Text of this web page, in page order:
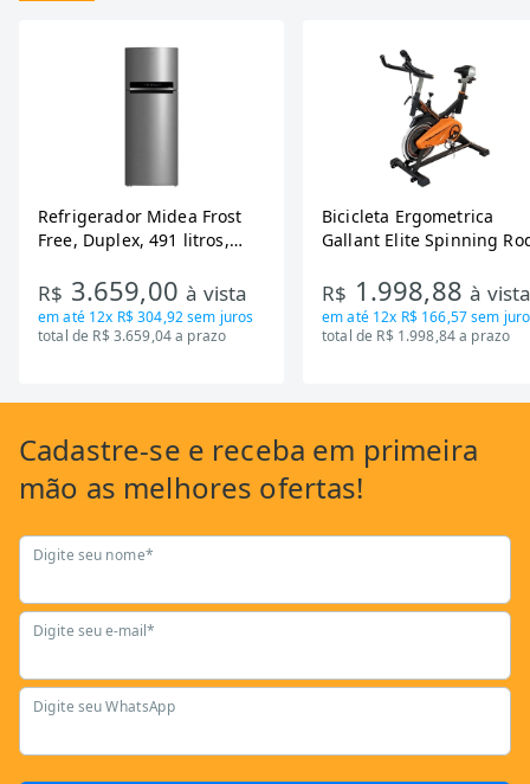
Refrigerador Midea Frost
Free, Duplex, 491 litros,
RT650EVK463)
R$ 3.659,00à vista
em até 12x R$ 304,92sem juros
total de R$ 3.659,04 a prazo
Bicicleta Ergometrica
Gallant Elite Spinning
Mecanica GSB13HBTA-PT
R$ 1.998,88à
em até 12x R$ 166,57sem
total de R$ 1.998,84 a prazo
Cadastre-se e receba em primeira
mão as melhores ofertas!
Digite seu nome*
Digite seu e-mail*
Digite seu WhatsApp